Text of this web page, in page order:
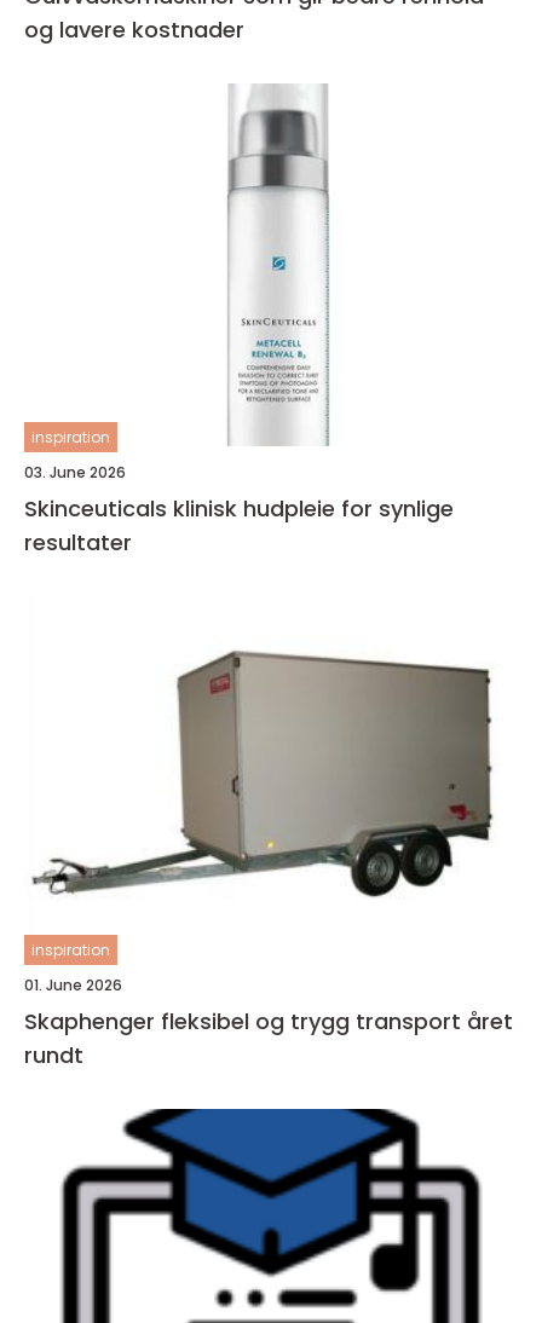
og lavere kostnader
inspiration
03. June 2026
Skinceuticals klinisk hudpleie for synlige
resultater
inspiration
01. June 2026
Skaphenger fleksibel og trygg transport året
rundt